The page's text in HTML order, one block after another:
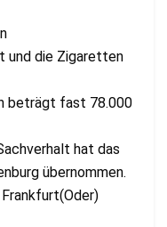
und die Zigaretten
beträgt fast 78.000
hat das
übernommen.